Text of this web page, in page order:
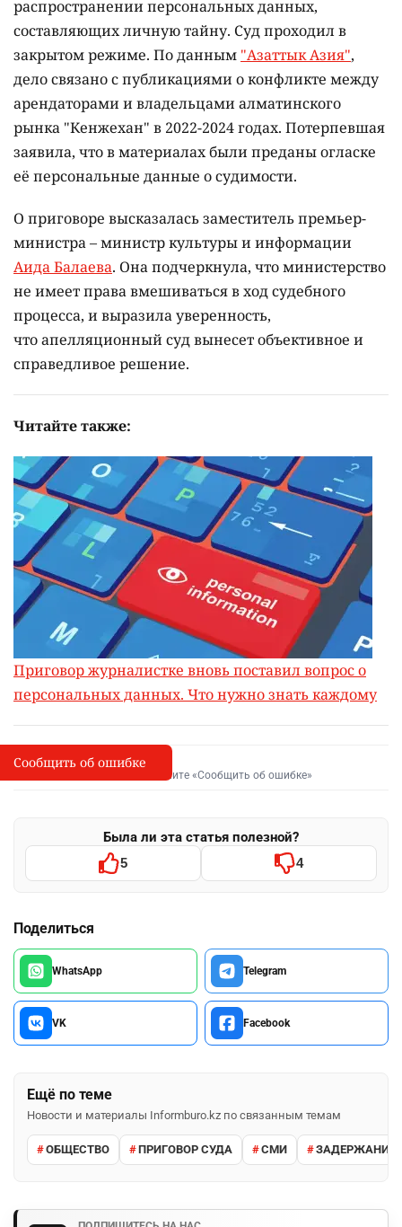
распространении персональных данных,
составляющих личную тайну. Суд проходил в
закрытом режиме. По данным "Азаттык Азия",
дело связано с публикациями о конфликте между
арендаторами и владельцами алматинского
рынка "Кенжехан" в 2022-2024 годах. Потерпевшая
заявила, что в материалах были преданы огласке
её персональные данные о судимости.
О приговоре высказалась заместитель премьер-
министра – министр культуры и информации
Аида Балаева. Она подчеркнула, что министерство
не имеет права вмешиваться в ход судебного
процесса, и выразила уверенность,
что апелляционный суд вынесет объективное и
справедливое решение.
Читайте также:
Приговор журналистке вновь поставил вопрос о
персональных данных. Что нужно знать каждому
I
Сообщить об опечатке
Выделите фрагмент и нажмите «Сообщить об ошибке»
Была ли эта статья полезной?
5 4
Поделиться
WhatsApp Telegram
VK Facebook
Ещё по теме
Новости и материалы Informburo.kz по связанным темам
ОБЩЕСТВО ПРИГОВОР СУДА СМИ ЗАДЕРЖАНИЕ
Сообщить об ошибке